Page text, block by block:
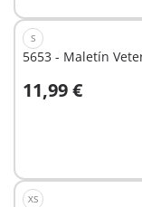
S
5653 - Maletín
11,99 €
A la cesta
XS